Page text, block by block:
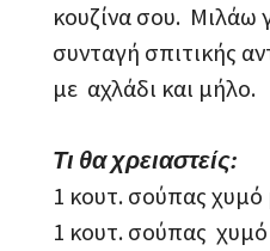
κουζίνα σου. Μιλάω
συνταγή σπιτικής
με αχλάδι και μήλο.
Τι θα χρειαστείς:
1 κουτ. σούπας χυμό
1 κουτ. σούπας χυμό